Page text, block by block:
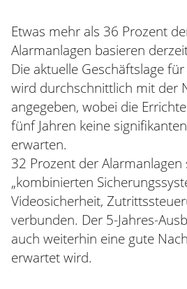
Etwas mehr als 36 Prozent
Alarmanlagen basieren
Die aktuelle Geschäftslage
wird durchschnittlich mit der
angegeben, wobei die
fünf Jahren keine
erwarten.
32 Prozent der
„kombinierten
Videosicherheit,
verbunden. Der 5-Jahres-
auch weiterhin eine gute
erwartet wird.